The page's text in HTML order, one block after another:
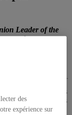
Leader of the
de ses
scientifique
Concordia à celles
par le biais
vue fondé sur la
des
expérience sur